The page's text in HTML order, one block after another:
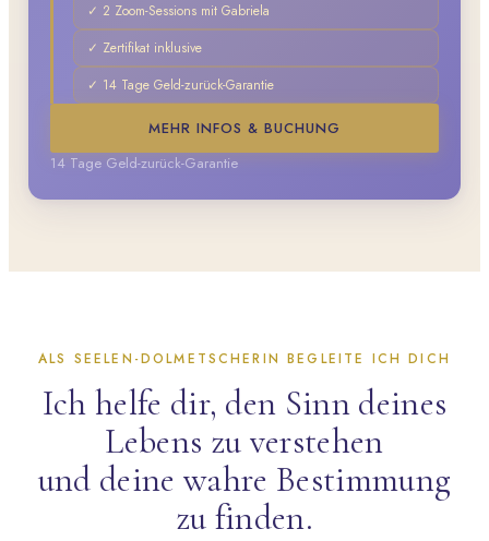
✓ 2 Zoom-Sessions mit Gabriela
✓ Zertifikat inklusive
✓ 14 Tage Geld-zurück-Garantie
MEHR INFOS & BUCHUNG
14 Tage Geld-zurück-Garantie
ALS SEELEN-DOLMETSCHERIN BEGLEITE ICH DICH
Ich helfe dir, den Sinn deines
Lebens zu verstehen
und deine wahre Bestimmung
zu finden.